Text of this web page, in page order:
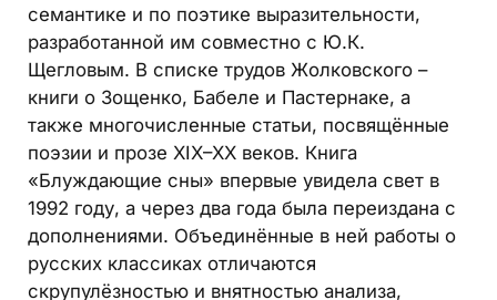
семантике и по поэтике выразительности,
разработанной им совместно с Ю.К.
Щегловым. В списке трудов Жолковского –
книги о Зощенко, Бабеле и Пастернаке, а
также многочисленные статьи, посвящённые
поэзии и прозе XIX–XX веков. Книга
«Блуждающие сны» впервые увидела свет в
1992 году, а через два года была переиздана с
дополнениями. Объединённые в ней работы о
русских классиках отличаются
скрупулёзностью и внятностью анализа,